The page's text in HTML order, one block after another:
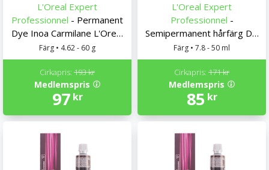
L'Oreal Expert
Professionnel - Permanent
Dye Inoa Carmilane L'Oreal
Expert Professionnel
Färg • 4.62 - 60 g
Medlemspris
97 kr
Cirkapris: 193 kr
L'Oreal Expert
Professionnel -
Semipermanent hårfärg Dia
Richesse L'Oreal Expert
Professionnel
Färg • 7.8 - 50 ml
Medlemspris
85 kr
Cirkapris: 171 kr